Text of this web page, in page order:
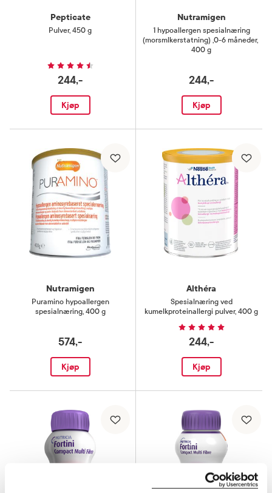
Pepticate
Pulver, 450 g
244,-
Kjøp
Nutramigen
1 hypoallergen spesialnæring
(morsmlkerstatning) ,0-6 måneder,
400 g
244,-
Kjøp
Nutramigen
Puramino hypoallergen
spesialnæring, 400 g
574,-
Kjøp
Althéra
Spesialnæring ved
kumelkproteinallergi pulver, 400 g
244,-
Kjøp